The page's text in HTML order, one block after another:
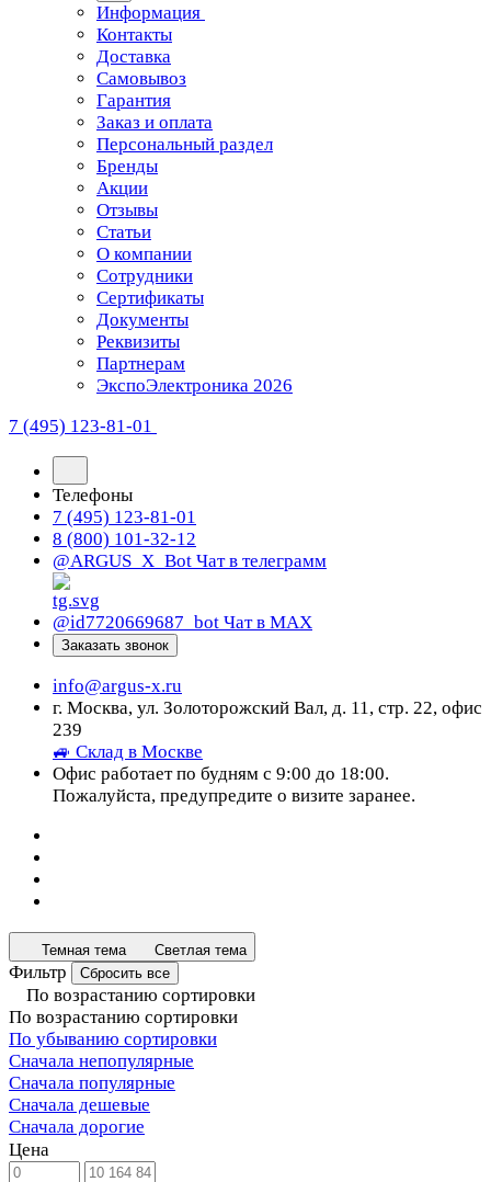
Информация
Контакты
Доставка
Самовывоз
Гарантия
Заказ и оплата
Персональный раздел
Бренды
Акции
Отзывы
Статьи
О компании
Сотрудники
Сертификаты
Документы
Реквизиты
Партнерам
ЭкспоЭлектроника 2026
7 (495) 123-81-01
Телефоны
7 (495) 123-81-01
8 (800) 101-32-12
@ARGUS_X_Bot Чат в телеграмм
@id7720669687_bot Чат в МАХ
Заказать звонок
info@argus-x.ru
г. Москва, ул. Золоторожский Вал, д. 11, стр. 22, офис
239
🚙 Склад в Москве
Офис работает по будням с 9:00 до 18:00.
Пожалуйста, предупредите о визите заранее.
Темная тема Светлая тема
Фильтр Сбросить все
По возрастанию сортировки
По возрастанию сортировки
По убыванию сортировки
Сначала непопулярные
Сначала популярные
Сначала дешевые
Сначала дорогие
Цена